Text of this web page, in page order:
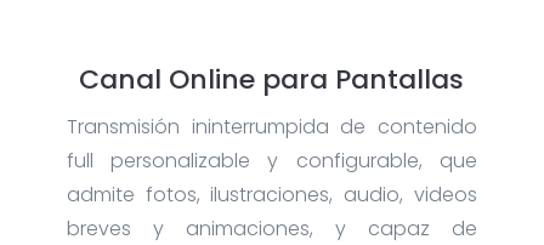
Canal Online para Pantallas
Transmisión ininterrumpida de contenido
full personalizable y configurable, que
admite fotos, ilustraciones, audio, videos
breves y animaciones, y capaz de